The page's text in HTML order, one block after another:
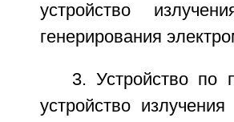
устройство
генерирования
3. Устройство по
устройство